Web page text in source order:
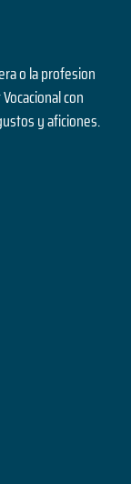
o la profesion
con
y aficiones.